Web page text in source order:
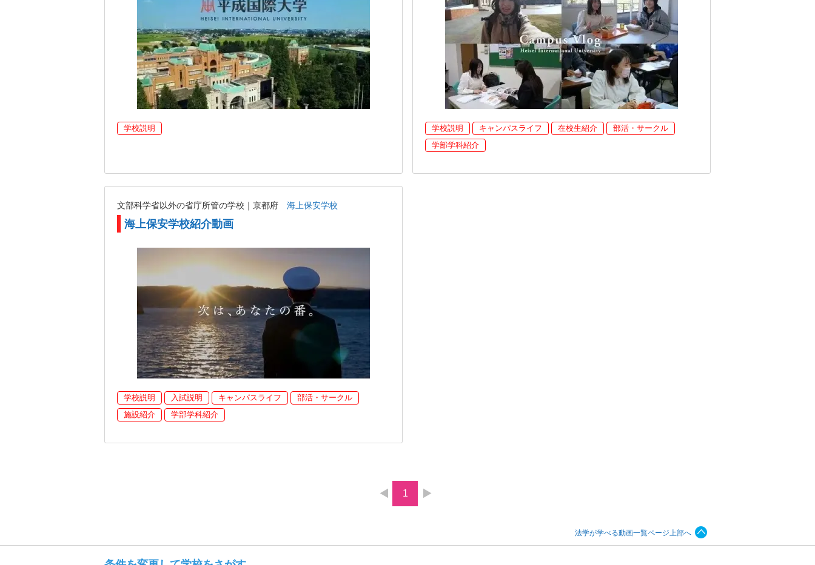
学校説明 学校説明 キャンパスライフ 在校生紹介
部活・サークル
学部学科紹介
文部科学省以外の省庁所管の学校｜京都府 海上保安学校
海上保安学校紹介動画
学校説明 入試説明 キャンパスライフ
部活・サークル
施設紹介
学部学科紹介
1
法学が学べる動画一覧ページ上部へ